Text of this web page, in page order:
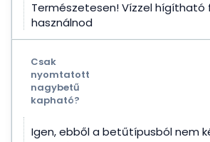
Természetesen! Vízzel hígítható
használnod
Csak
nyomtatott
nagybetű
kapható?
Igen, ebből a betűtípusból nem